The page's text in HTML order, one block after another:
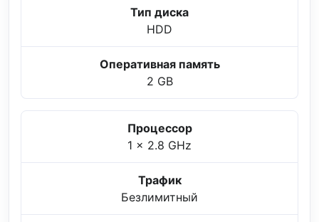
Тип диска
HDD
Оперативная память
2 GB
Процессор
1 x 2.8 GHz
Трафик
Безлимитный